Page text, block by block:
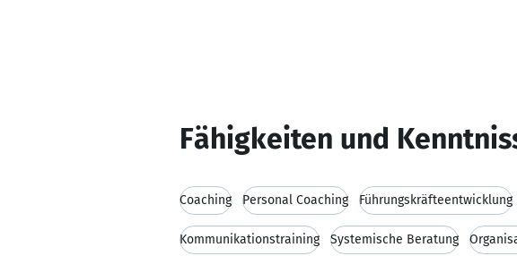
Fähigkeiten und
Coaching Personal Coaching Führungskräfteentwicklung
Kommunikationstraining Systemische Beratung